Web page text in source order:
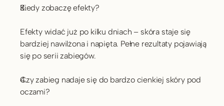
Kiedy zobaczę efekty?
Efekty widać już po kilku dniach – skóra staje się
bardziej nawilżona i napięta. Pełne rezultaty pojawiają
się po serii zabiegów.
Czy zabieg nadaje się do bardzo cienkiej skóry pod
oczami?